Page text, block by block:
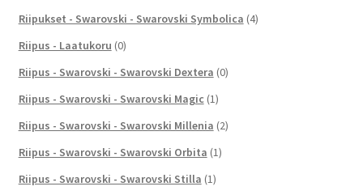
Riipukset - Swarovski - Swarovski Symbolica (4)
Riipus - Laatukoru (0)
Riipus - Swarovski - Swarovski Dextera (0)
Riipus - Swarovski - Swarovski Magic (1)
Riipus - Swarovski - Swarovski Millenia (2)
Riipus - Swarovski - Swarovski Orbita (1)
Riipus - Swarovski - Swarovski Stilla (1)